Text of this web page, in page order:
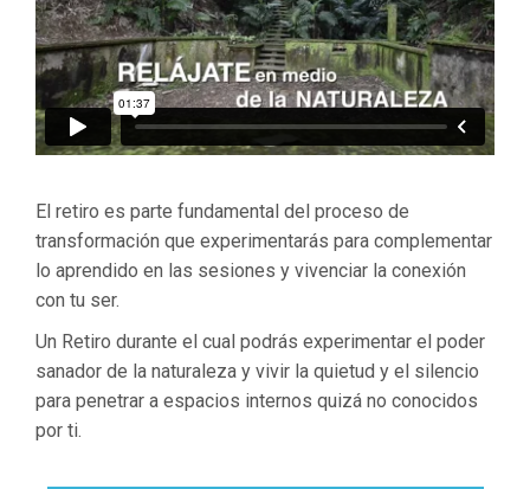
El retiro es parte fundamental del proceso de
transformación que experimentarás para complementar
lo aprendido en las sesiones y vivenciar la conexión
Un Retiro durante el cual podrás experimentar el poder
sanador de la naturaleza y vivir la quietud y el silencio
para penetrar a espacios internos quizá no conocidos